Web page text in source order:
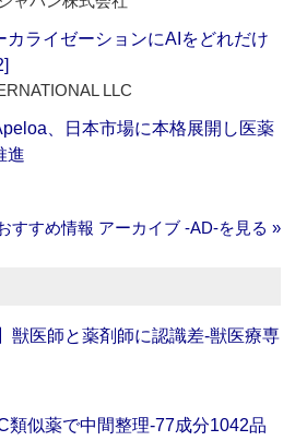
カライゼーションにAIをどれだけ
LLC
、日本市場に本格展開し医薬
進
すすめ情報 アーカイブ ‐AD‐を見る »
獣医師と薬剤師に認識差‐獣医療専
類似薬で中間整理‐77成分1042品